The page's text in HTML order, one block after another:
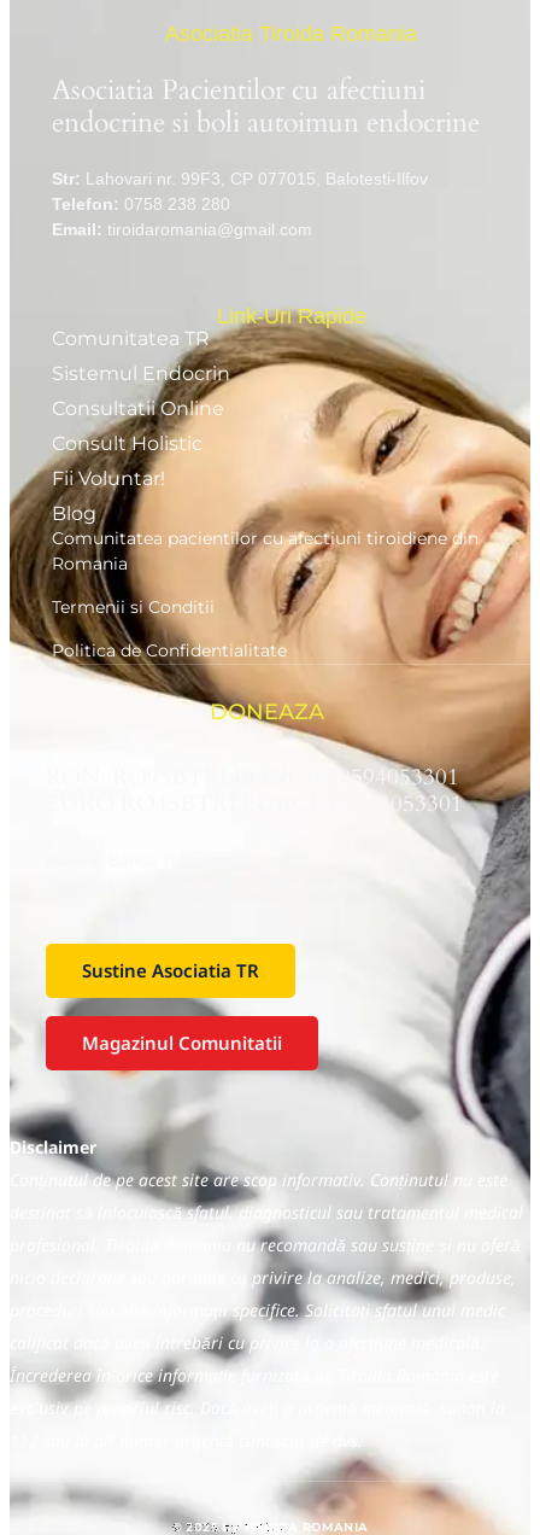
Asociatia Tiroida Romania
Asociatia Pacientilor cu afectiuni
endocrine si boli autoimun endocrine
Str: Lahovari nr. 99F3, CP 077015, Balotesti-Ilfov
Telefon: 0758 238 280
Email: tiroidaromania@gmail.com
Link-Uri Rapide
Comunitatea TR
Sistemul Endocrin
Consultatii Online
Consult Holistic
Fii Voluntar!
Blog
Comunitatea pacientilor cu afectiuni tiroidiene din
Romania
Termenii si Conditii
Politica de Confidentialitate
DONEAZA
RON RO95BTRLRONCRT0594053301
EURO RO45BTRLEURCRT0594053301
Sustine Asociatia TR
Magazinul Comunitatii
Disclaimer
Conținutul de pe acest site are scop informativ. Conținutul nu este
destinat să înlocuiască sfatul, diagnosticul sau tratamentul medical
profesional. Tiroida Romania nu recomandă sau susține și nu oferă
nicio declarație sau garanție cu privire la analize, medici, produse,
proceduri sau alte informații specifice. Solicitați sfatul unui medic
calificat dacă aveți întrebări cu privire la o afecțiune medicală.
Încrederea în orice informație furnizată de Tiroida Romania este
exclusiv pe propriul risc. Dacă aveți o urgență medicală, sunați la
© 2025 by TIROIDA ROMANIA